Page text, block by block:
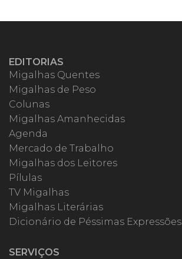
EDITORIAS
Migalhas Quentes
Migalhas de Peso
Colunas
Migalhas Amanhecidas
Agenda
Mercado de Trabalho
Migalhas dos Leitores
Pílulas
TV Migalhas
Migalhas Literárias
Dicionário de Péssimas Expressões
SERVIÇOS